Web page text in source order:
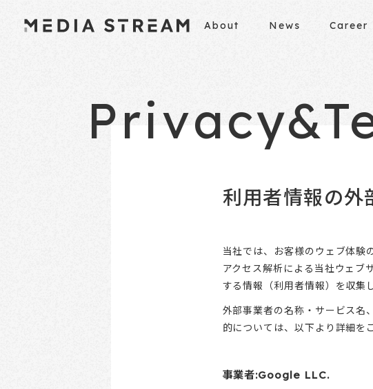
About News Career
利用者情報の外
当社では、お客様のウェブ体験
アクセス解析による当社ウェブ
する情報（利用者情報）を収集
外部事業者の名称・サービス名
的については、以下より詳細を
事業者:Google LLC.